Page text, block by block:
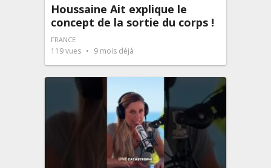
Houssaine Ait explique le
concept de la sortie du corps !
FRANCE
119vues 9 mois déjà